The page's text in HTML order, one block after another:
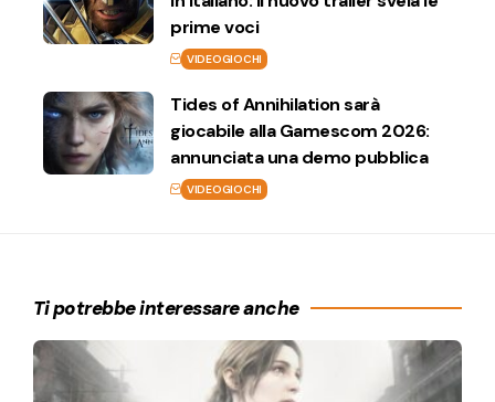
prime voci
VIDEOGIOCHI
Tides of Annihilation sarà
giocabile alla Gamescom 2026:
annunciata una demo pubblica
VIDEOGIOCHI
Ti potrebbe interessare anche